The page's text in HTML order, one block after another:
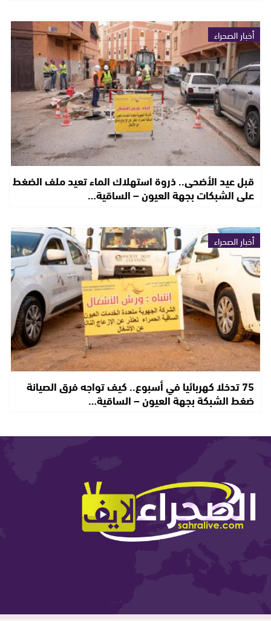
أخبار الصحراء
قبل عيد الأضحى.. ذروة استهلاك الماء تعيد ملف الضغط
على الشبكات بجهة العيون – الساقية…
أخبار الصحراء
75 تدخلا كهربائيا في أسبوع.. كيف تواجه فرق الصيانة
ضغط الشبكة بجهة العيون – الساقية…